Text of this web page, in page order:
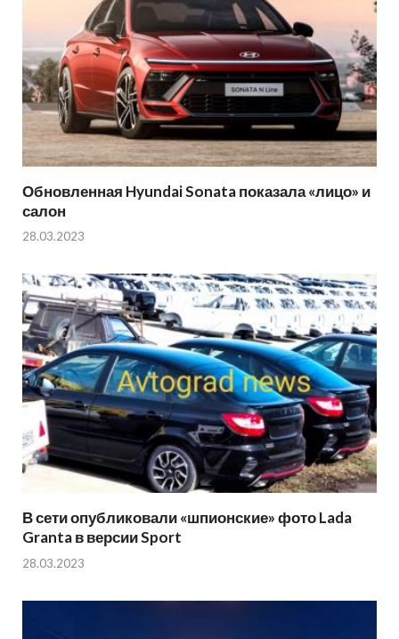
Обновленная Hyundai Sonata показала «лицо» и
салон
28.03.2023
В сети опубликовали «шпионские» фото Lada
Granta в версии Sport
28.03.2023